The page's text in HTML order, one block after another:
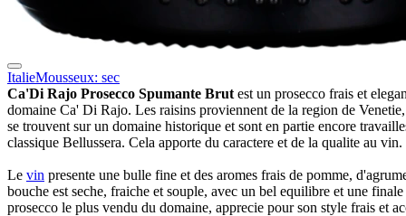
ItalieMousseux: sec
Ca'Di Rajo Prosecco Spumante Brut est un prosecco frais et
domaine Ca' Di Rajo. Les raisins proviennent de la region de
se trouvent sur un domaine historique et sont en partie encore
classique Bellussera. Cela apporte du caractere et de la qualite au vin.
Le vin presente une bulle fine et des aromes frais de pomme,
bouche est seche, fraiche et souple, avec un bel equilibre et une
prosecco le plus vendu du domaine, apprecie pour son style frais et